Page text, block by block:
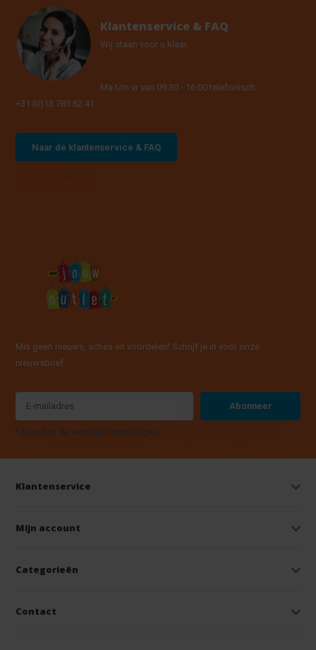
Klantenservice & FAQ
Wij staan voor u klaar.
Ma t/m vr van 09:30 - 16:00 telefonisch
+31 (0)13 785 62 41
Naar de klantenservice & FAQ
Mis geen nieuws, acties en voordelen! Schrijf je in voor onze
nieuwsbrief
Abonneer
* Lees hier de wettelijke beperkingen
Klantenservice
Mijn account
Categorieën
Contact